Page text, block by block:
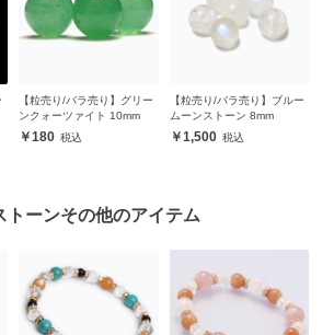
【粒売り/バラ売り】グリー
ンクォーツァイト 10mm
180
【粒売り/バラ売り】ブルー
ムーンストーン 8mm
1,500
トーンその他のアイテム